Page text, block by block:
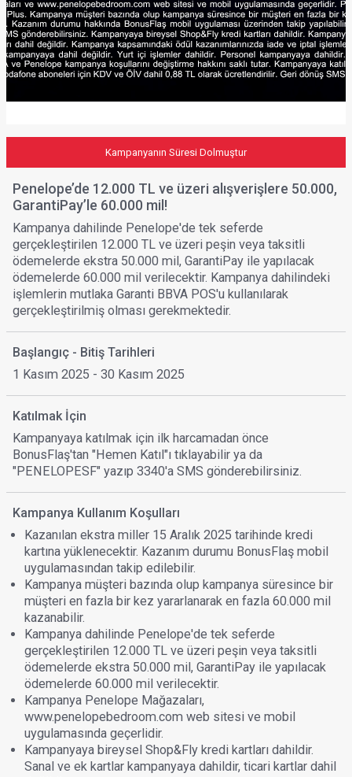
Kampanyanın Süresi Dolmuştur
Penelope’de 12.000 TL ve üzeri alışverişlere 50.000,
GarantiPay’le 60.000 mil!
Kampanya dahilinde Penelope'de tek seferde
gerçekleştirilen 12.000 TL ve üzeri peşin veya taksitli
ödemelerde ekstra 50.000 mil, GarantiPay ile yapılacak
ödemelerde 60.000 mil verilecektir. Kampanya dahilindeki
işlemlerin mutlaka Garanti BBVA POS'u kullanılarak
gerçekleştirilmiş olması gerekmektedir.
Başlangıç - Bitiş Tarihleri
1 Kasım 2025 - 30 Kasım 2025
Katılmak İçin
Kampanyaya katılmak için ilk harcamadan önce
BonusFlaş'tan "Hemen Katıl"ı tıklayabilir ya da
"PENELOPESF" yazıp 3340'a SMS gönderebilirsiniz.
Kampanya Kullanım Koşulları
Kazanılan ekstra miller 15 Aralık 2025 tarihinde kredi
kartına yüklenecektir. Kazanım durumu BonusFlaş mobil
uygulamasından takip edilebilir.
Kampanya müşteri bazında olup kampanya süresince bir
müşteri en fazla bir kez yararlanarak en fazla 60.000 mil
kazanabilir.
Kampanya dahilinde Penelope'de tek seferde
gerçekleştirilen 12.000 TL ve üzeri peşin veya taksitli
ödemelerde ekstra 50.000 mil, GarantiPay ile yapılacak
ödemelerde 60.000 mil verilecektir.
Kampanya Penelope Mağazaları,
www.penelopebedroom.com web sitesi ve mobil
uygulamasında geçerlidir.
Kampanyaya bireysel Shop&Fly kredi kartları dahildir.
Sanal ve ek kartlar kampanyaya dahildir, ticari kartlar dahil